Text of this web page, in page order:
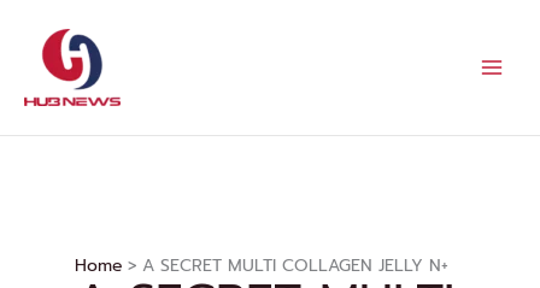
content
Home A SECRET MULTI COLLAGEN JELLY N+